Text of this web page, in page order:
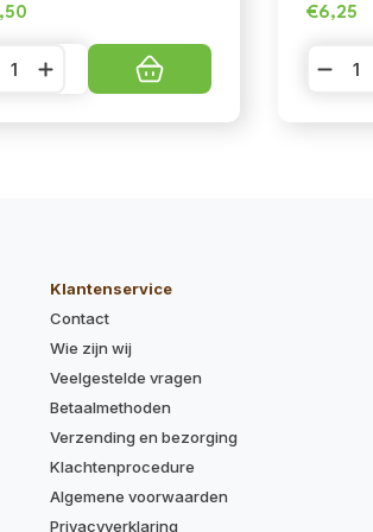
€6,25
Dental
Klantenservice
Contact
Wie zijn wij
Veelgestelde vragen
Betaalmethoden
Verzending en bezorging
Klachtenprocedure
Algemene voorwaarden
Privacyverklaring